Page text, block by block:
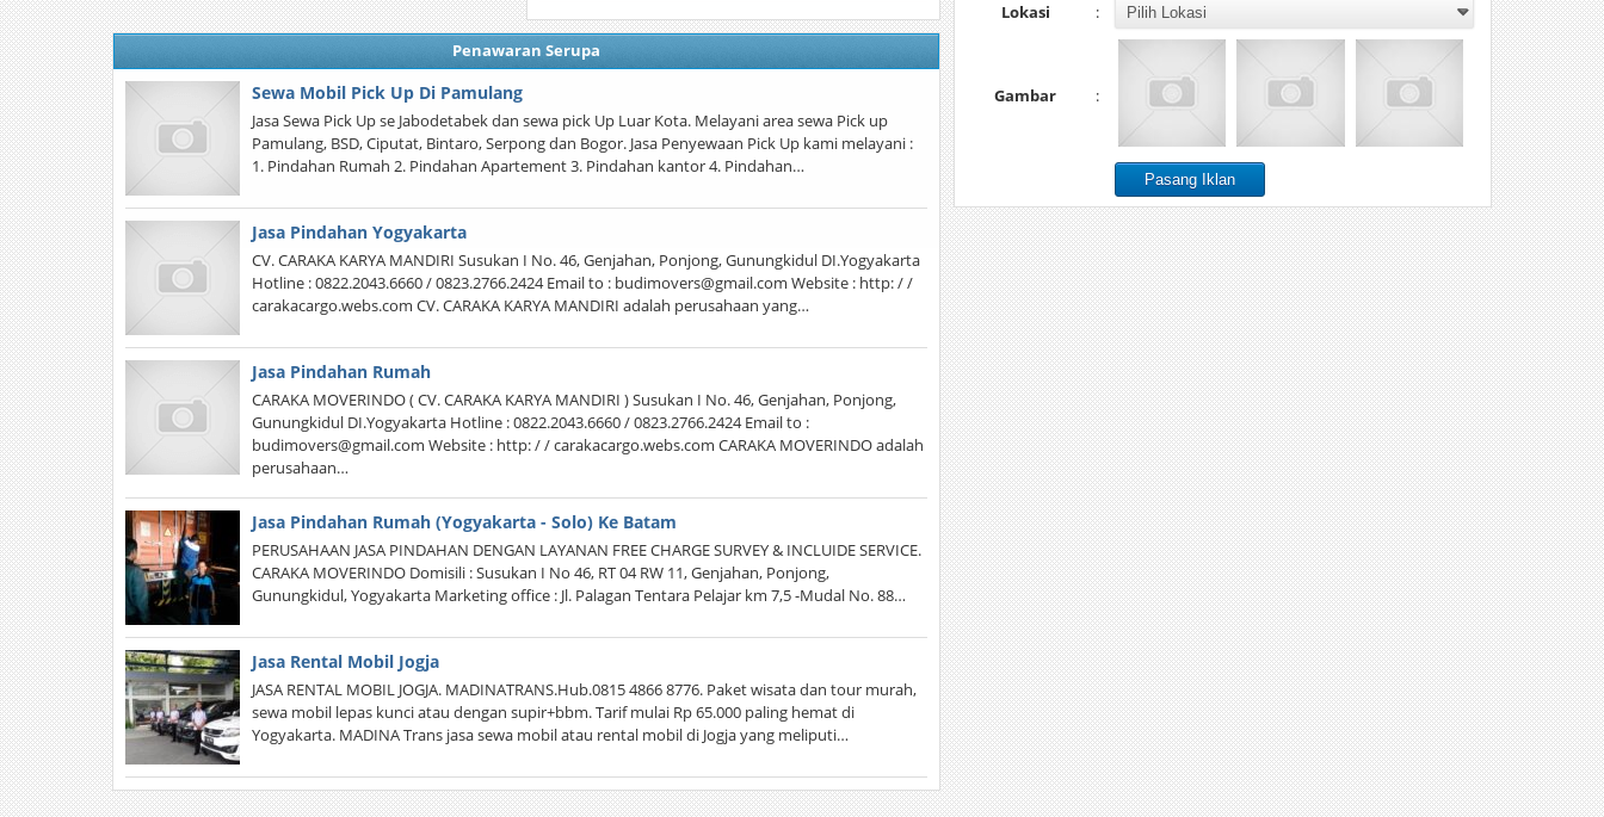
Penawaran Serupa
Sewa Mobil Pick Up Di Pamulang
Jasa Sewa Pick Up se Jabodetabek dan sewa pick Up Luar Kota. Melayani area sewa Pick up
Pamulang, BSD, Ciputat, Bintaro, Serpong dan Bogor. Jasa Penyewaan Pick Up kami melayani :
1. Pindahan Rumah 2. Pindahan Apartement 3. Pindahan kantor 4. Pindahan…
Jasa Pindahan Yogyakarta
CV. CARAKA KARYA MANDIRI Susukan I No. 46, Genjahan, Ponjong, Gunungkidul DI.Yogyakarta
Hotline : 0822.2043.6660 / 0823.2766.2424 Email to : budimovers@gmail.com Website : http: / /
carakacargo.webs.com CV. CARAKA KARYA MANDIRI adalah perusahaan yang…
Jasa Pindahan Rumah
CARAKA MOVERINDO ( CV. CARAKA KARYA MANDIRI ) Susukan I No. 46, Genjahan, Ponjong,
Gunungkidul DI.Yogyakarta Hotline : 0822.2043.6660 / 0823.2766.2424 Email to :
budimovers@gmail.com Website : http: / / carakacargo.webs.com CARAKA MOVERINDO adalah
perusahaan…
Jasa Pindahan Rumah (Yogyakarta - Solo) Ke Batam
PERUSAHAAN JASA PINDAHAN DENGAN LAYANAN FREE CHARGE SURVEY & INCLUIDE SERVICE.
CARAKA MOVERINDO Domisili : Susukan I No 46, RT 04 RW 11, Genjahan, Ponjong,
Gunungkidul, Yogyakarta Marketing office : Jl. Palagan Tentara Pelajar km 7,5 -Mudal No. 88…
Jasa Rental Mobil Jogja
JASA RENTAL MOBIL JOGJA. MADINATRANS.Hub.0815 4866 8776. Paket wisata dan tour murah,
sewa mobil lepas kunci atau dengan supir+bbm. Tarif mulai Rp 65.000 paling hemat di
Yogyakarta. MADINA Trans jasa sewa mobil atau rental mobil di Jogja yang meliputi…
Lokasi :
Gambar :